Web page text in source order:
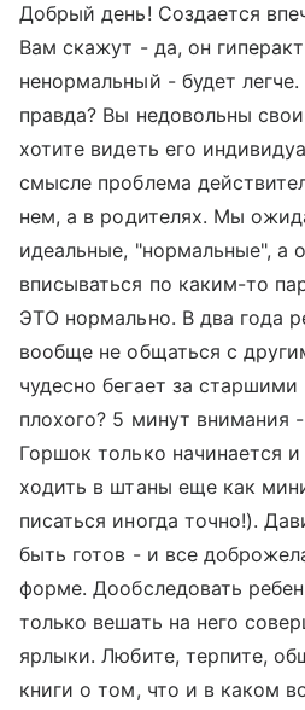
Добрый день! Создается
Вам скажут - да, он
ненормальный - будет
правда? Вы недовольны
хотите видеть его
смысле проблема
нем, а в родителях. Мы
идеальные, "нормальные", а
вписываться по каким-то
ЭТО нормально. В два года
вообще не общаться с
чудесно бегает за
плохого? 5 минут внимания
Горшок только начинается
ходить в штаны еще как
писаться иногда точно!).
быть готов - и все
форме. Дообследовать
только вешать на него
ярлыки. Любите, терпите,
книги о том, что и в каком